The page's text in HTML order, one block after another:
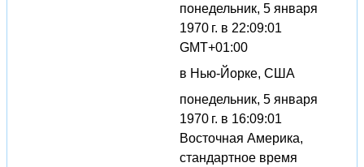
понедельник, 5 января
1970 г. в 22:09:01
GMT+01:00
в Нью-Йорке, США
понедельник, 5 января
1970 г. в 16:09:01
Восточная Америка,
стандартное время